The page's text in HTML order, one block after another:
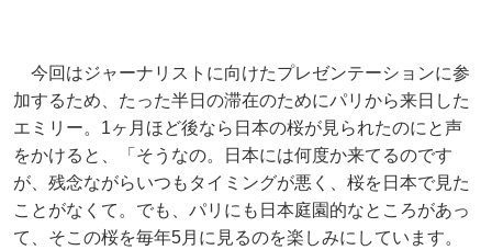
今回はジャーナリストに向けたプレゼンテーションに参
加するため、たった半日の滞在のためにパリから来日した
エミリー。1ヶ月ほど後なら日本の桜が見られたのにと声
をかけると、「そうなの。日本には何度か来てるのです
が、残念ながらいつもタイミングが悪く、桜を日本で見た
ことがなくて。でも、パリにも日本庭園的なところがあっ
て、そこの桜を毎年5月に見るのを楽しみにしています。